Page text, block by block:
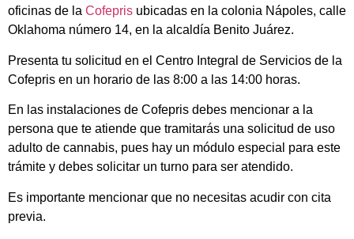
oficinas de la Cofepris ubicadas en la colonia Nápoles, calle
Oklahoma número 14, en la alcaldía Benito Juárez.
Presenta tu solicitud en el Centro Integral de Servicios de la
Cofepris en un horario de las 8:00 a las 14:00 horas.
En las instalaciones de Cofepris debes mencionar a la
persona que te atiende que tramitarás una solicitud de uso
adulto de cannabis, pues hay un módulo especial para este
trámite y debes solicitar un turno para ser atendido.
Es importante mencionar que no necesitas acudir con cita
previa.